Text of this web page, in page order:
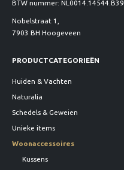
BTW nummer: NL0014.14544.B39
Nobelstraat 1,
7903 BH Hoogeveen
PRODUCTCATEGORIEËN
Huiden & Vachten
Naturalia
Schedels & Geweien
Unieke items
Woonaccessoires
Kussens